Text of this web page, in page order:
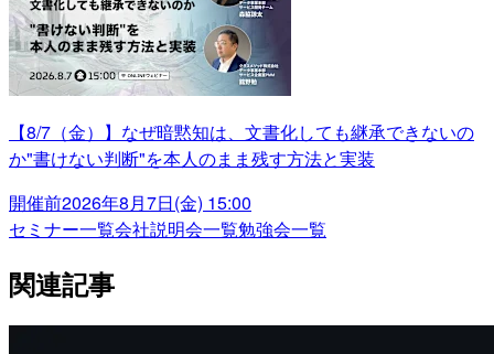
【8/7（金）】なぜ暗黙知は、文書化しても継承できないの
か"書けない判断"を本人のまま残す方法と実装
開催前2026年8月7日(金) 15:00
セミナー一覧会社説明会一覧勉強会一覧
関連記事